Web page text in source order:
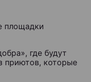
площадки
где будут
приютов, которые